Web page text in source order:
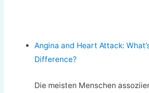
Angina and Heart Attack:
Difference?
Die meisten Menschen